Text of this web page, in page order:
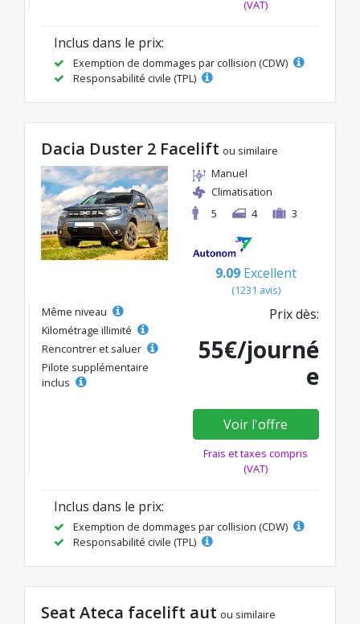
(VAT)
Inclus dans le prix:
Exemption de dommages par collision (CDW)
Responsabilité civile (TPL)
Dacia Duster 2 Facelift ou similaire
Manuel
Climatisation
5
4 3
9.09 Excellent
(1231 avis)
Même niveau
Kilométrage illimité
Rencontrer et saluer
Pilote supplémentaire
inclus
Prix dès:
55€/journé
e
Voir l'offre
Frais et taxes compris
(VAT)
Inclus dans le prix:
Exemption de dommages par collision (CDW)
Responsabilité civile (TPL)
Seat Ateca facelift aut ou similaire